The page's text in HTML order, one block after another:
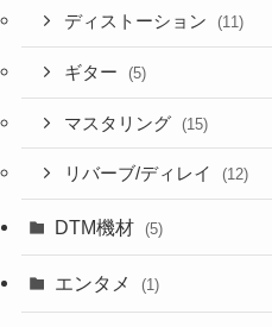
ディストーション (11)
ギター (5)
マスタリング (15)
リバーブ/ディレイ (12)
DTM機材 (5)
エンタメ (1)